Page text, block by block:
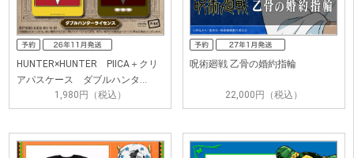
HUNTER×HUNTER PIICA＋クリ
アパスケース ダブルハンタ…
1,980円（税込）
呪術廻戦 乙骨の婚約指輪
22,000円（税込）